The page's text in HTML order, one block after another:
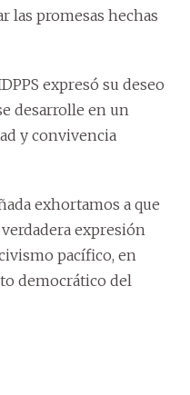
las promesas hechas
expresó su deseo
desarrolle en un
y convivencia
exhortamos a que
expresión
pacífico, en
democrático del